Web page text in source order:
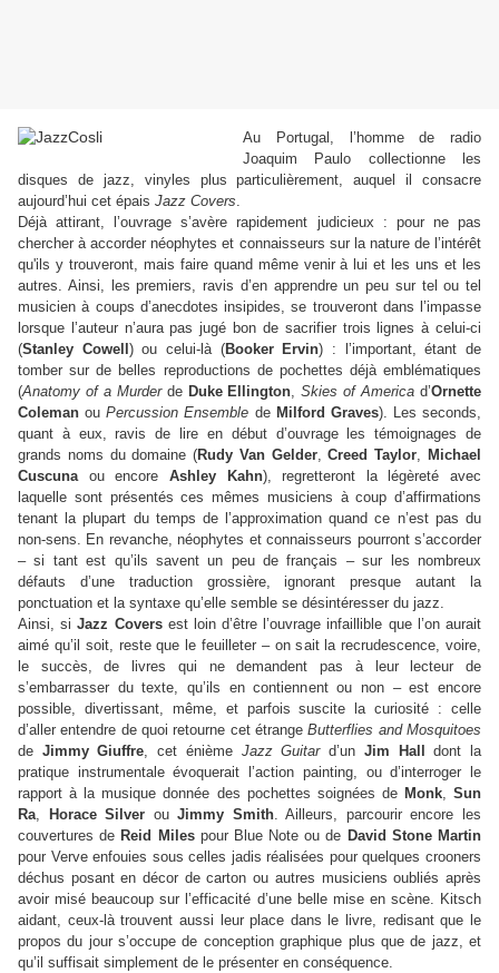
Au Portugal, l’homme de radio
Joaquim Paulo collectionne les
disques de jazz, vinyles plus particulièrement, auquel il consacre
aujourd’hui cet épais Jazz Covers.
Déjà attirant, l’ouvrage s’avère rapidement judicieux : pour ne pas
chercher à accorder néophytes et connaisseurs sur la nature de l’intérêt
qu'ils y trouveront, mais faire quand même venir à lui et les uns et les
autres. Ainsi, les premiers, ravis d’en apprendre un peu sur tel ou tel
musicien à coups d’anecdotes insipides, se trouveront dans l’impasse
lorsque l’auteur n’aura pas jugé bon de sacrifier trois lignes à celui-ci
(Stanley Cowell ) ou celui-là (Booker Ervin) : l’important, étant de
tomber sur de belles reproductions de pochettes déjà emblématiques
(Anatomy of a Murderde Duke Ellington,Skies of America d’Ornette
Coleman ouPercussion Ensemble de Milford Graves). Les seconds,
quant à eux, ravis de lire en début d’ouvrage les témoignages de
grands noms du domaine (Rudy Van Gelder,Creed Taylor, Michael
Cuscunaou encore Ashley Kahn), regretteront la légèreté avec
laquelle sont présentés ces mêmes musiciens à coup d’affirmations
tenant la plupart du temps de l’approximation quand ce n’est pas du
non-sens. En revanche, néophytes et connaisseurs pourront s’accorder
– si tant est qu’ils savent un peu de français – sur les nombreux
défauts d’une traduction grossière, ignorant presque autant la
ponctuation et la syntaxe qu’elle semble se désintéresser du jazz.
Ainsi, siJazz Coversest loin d’être l’ouvrage infaillible que l’on aurait
aimé qu’il soit, reste que le feuilleter – on sait la recrudescence, voire,
le succès, de livres qui ne demandent pas à leur lecteur de
s’embarrasser du texte, qu’ils en contiennent ou non – est encore
possible, divertissant, même, et parfois suscite la curiosité : celle
d’aller entendre de quoi retourne cet étrangeButterflies and Mosquitoes
de Jimmy Giuffre, cet énième Jazz Guitard’un Jim Hall
dont la
pratique instrumentale évoquerait l’action painting, ou d’interroger le
rapport à la musique donnée des pochettes soignées de Monk,Sun
Ra, Horace Silver ouJimmy Smith. Ailleurs, parcourir encore les
couvertures de Reid Milespour Blue Note ou de David Stone Martin
pour Verve enfouies sous celles jadis réalisées pour quelques crooners
déchus posant en décor de carton ou autres musiciens oubliés après
avoir misé beaucoup sur l’efficacité d’une belle mise en scène. Kitsch
aidant, ceux-là trouvent aussi leur place dans le livre, redisant que le
propos du jour s’occupe de conception graphique plus que de jazz, et
qu’il suffisait simplement de le présenter en conséquence.